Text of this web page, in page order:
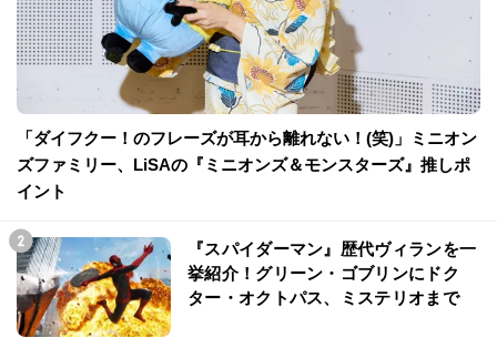
「ダイフクー！のフレーズが耳から離れない！(笑)」ミニオン
ズファミリー、LiSAの『ミニオンズ＆モンスターズ』推しポ
イント
『スパイダーマン』歴代ヴィランを一
挙紹介！グリーン・ゴブリンにドク
ター・オクトパス、ミステリオまで